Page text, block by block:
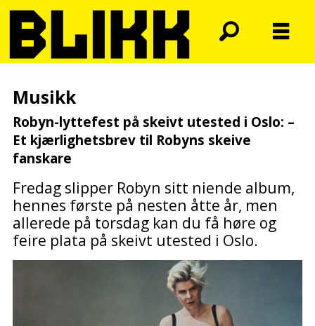
Musikk
Robyn-lyttefest på skeivt utested i Oslo: –
Et kjærlighetsbrev til Robyns skeive
fanskare
Fredag slipper Robyn sitt niende album,
hennes første på nesten åtte år, men
allerede på torsdag kan du få høre og
feire plata på skeivt utested i Oslo.